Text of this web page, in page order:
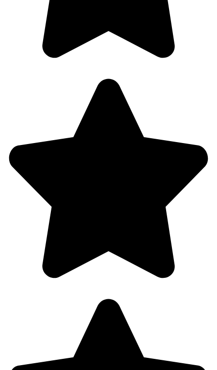
Behandle ditt samtykke
For å gi best mulig opplevelse bruker vi
informasjonskapsler for å lagre eller få tilgang til
enhetsdata. Å nekte samtykke kan begrense enkelte
funksjoner.
Nødvendig